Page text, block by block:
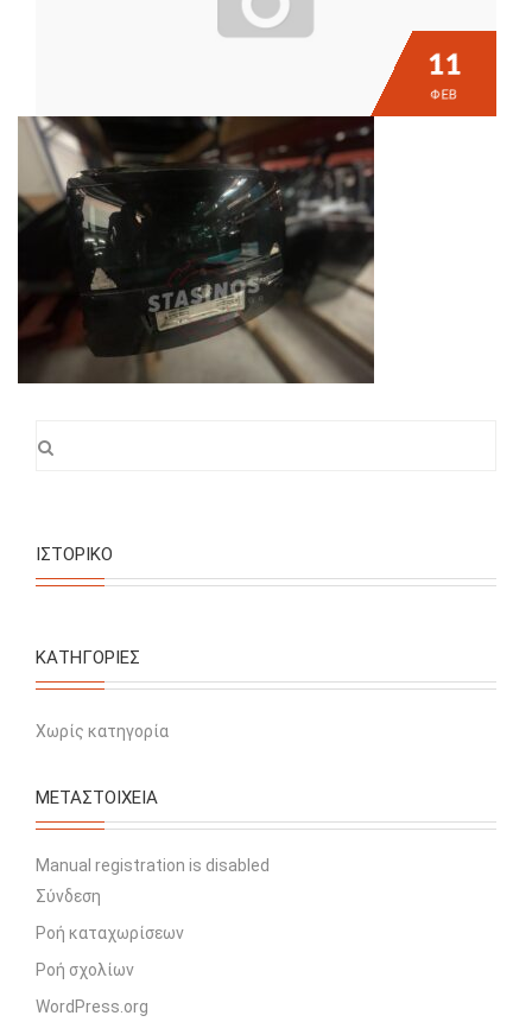
11
ΦΕΒ
ΙΣΤΟΡΙΚΌ
KΑΤΗΓΟΡΊΕΣ
Χωρίς κατηγορία
ΜΕΤΑΣΤΟΙΧΕΊΑ
Manual registration is disabled
Σύνδεση
Ροή καταχωρίσεων
Ροή σχολίων
WordPress.org